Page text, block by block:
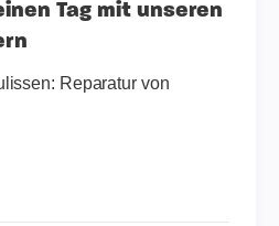
Tag mit unseren
Reparatur von